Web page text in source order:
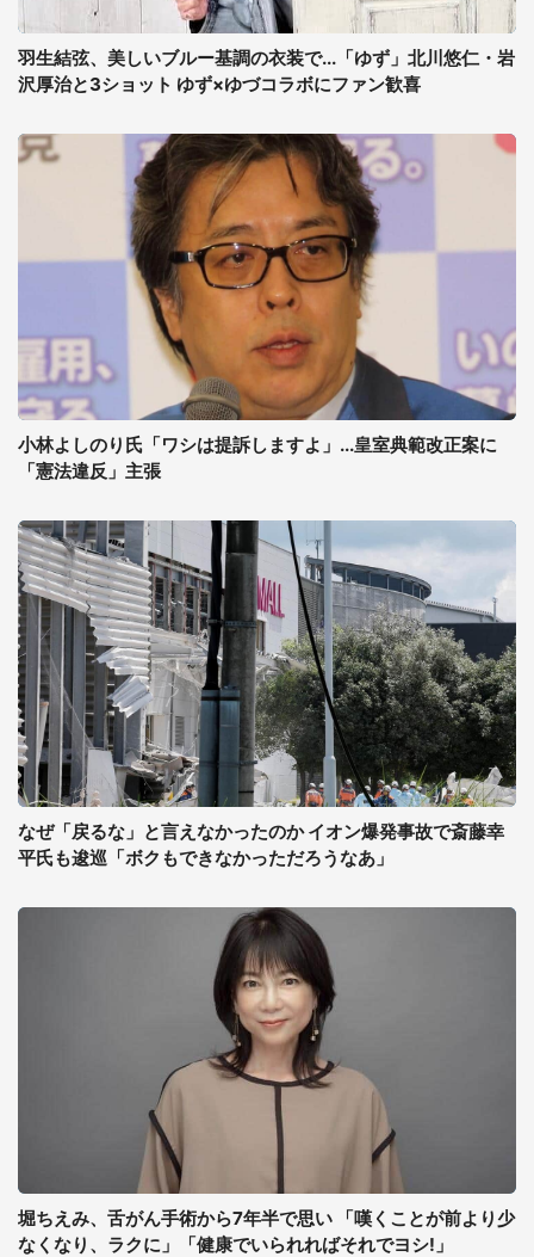
羽生結弦、美しいブルー基調の衣装で...「ゆず」北川悠仁・岩
沢厚治と3ショット ゆず×ゆづコラボにファン歓喜
小林よしのり氏「ワシは提訴しますよ」...皇室典範改正案に
「憲法違反」主張
なぜ「戻るな」と言えなかったのか イオン爆発事故で斎藤幸
平氏も逡巡「ボクもできなかっただろうなあ」
堀ちえみ、舌がん手術から7年半で思い 「嘆くことが前より少
なくなり、ラクに」「健康でいられればそれでヨシ!」